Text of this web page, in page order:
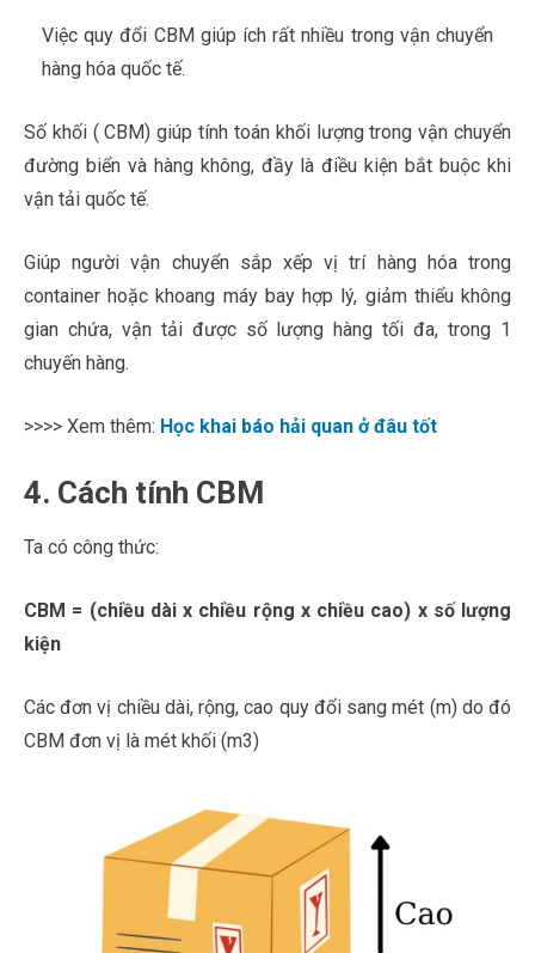
Việc quy đổi CBM giúp ích rất nhiều trong vận chuyển
hàng hóa quốc tế.
Số khối ( CBM) giúp tính toán khối lượng trong vận chuyển
đường biển và hàng không, đầy là điều kiện bắt buộc khi
vận tải quốc tế.
Giúp người vận chuyển sắp xếp vị trí hàng hóa trong
container hoặc khoang máy bay hợp lý, giảm thiểu không
gian chứa, vận tải được số lượng hàng tối đa, trong 1
chuyến hàng.
>>>> Xem thêm: Học khai báo hải quan ở đâu tốt
4. Cách tính CBM
Ta có công thức:
CBM = (chiều dài x chiều rộng x chiều cao) x số lượng
kiện
Các đơn vị chiều dài, rộng, cao quy đổi sang mét (m) do đó
CBM đơn vị là mét khối (m3)